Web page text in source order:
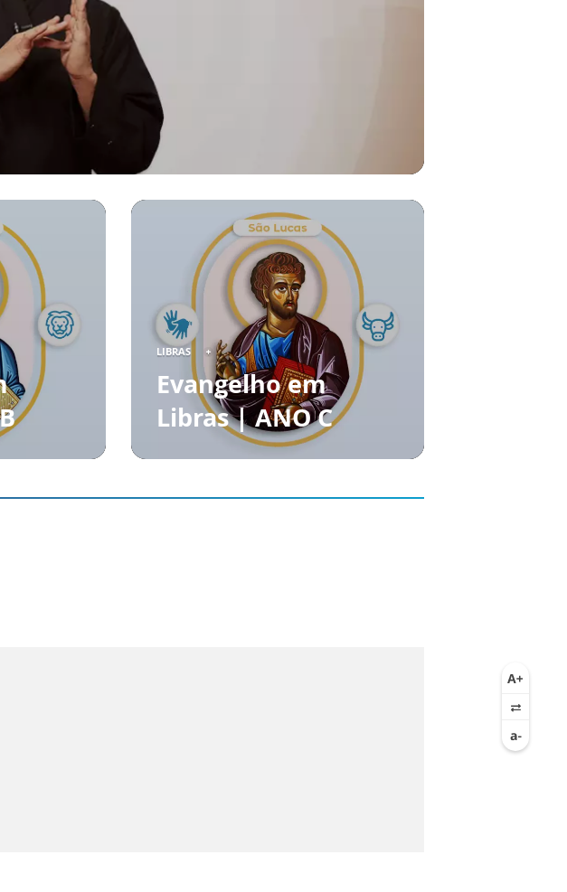
LIBRAS
Evangelho em
Libras | ANO C